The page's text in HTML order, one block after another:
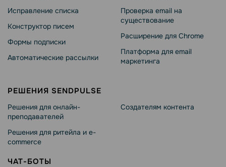
Исправление списка
Конструктор писем
Формы подписки
Автоматические рассылки
Проверка email на
существование
Расширение для Chrome
Платформа для email
маркетинга
РЕШЕНИЯ SENDPULSE
Решения для онлайн-
преподавателей
Решения для ритейла и e-
commerce
Создателям контента
ЧАТ-БОТЫ